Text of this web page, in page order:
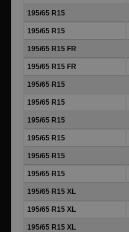
195/65 R15
195/65 R15
195/65 R15 FR
195/65 R15 FR
195/65 R15
195/65 R15
195/65 R15
195/65 R15
195/65 R15
195/65 R15
195/65 R15 XL
195/65 R15 XL
195/65 R15 XL